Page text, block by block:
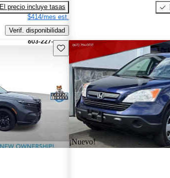
El precio incluye tasas
$414/mes est.
Verif. disponibilidad
Guarda este Aviso
¡Nuevo!